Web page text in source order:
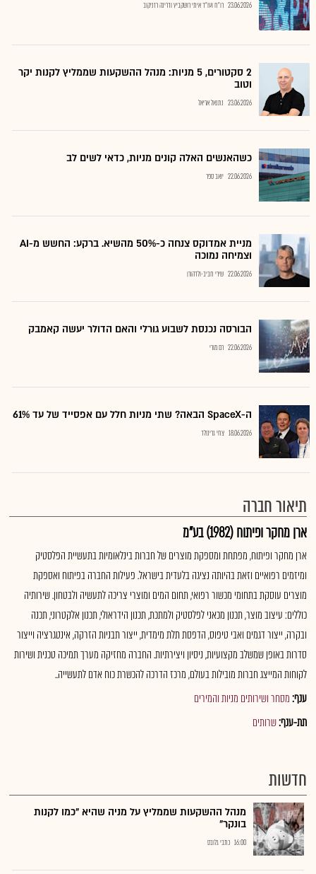
23.06.2026 רו"ח ועו"ד איתי רושקביץ ודרינה רזניקוב
2 סקטורים, 5 מניות: מנהל ההשקעות שממליץ לקנות יקר
וטוב
23.06.2026 נתנאל אריאל
כשהאנשים האלה קונים מניות, כדאי לשים לב
22.06.2026 יואב ספר
מניית אמדוקס צנחה כ-50% מהשיא. ברקע: החשש מ-AI
וצמיחה נמוכה
22.06.2026 שירי חביב-ולדהורן
הבורסה נכנסת לשבוע גורלי והאם הדולר יעשה קאמבק
22.06.2026 רם מורי
ה-SpaceX הבאה? שתי מניות חלל עם אפסייד של עד 61%
18.06.2026 צחי גרינולד
תיאור חברה
ארן מחקר ופיתוח (1982) בע"מ
ארן מחקר ופיתוח, מפתחת ומספקת מוצרים של חברות בינלאומיות בתעשיית הפלסטיק
ומיזמים רפואיים וזאת בהיותה נציגה בלעדית בישראל. פעילות החברה בפיתוח ואספקת
מוצרים עוסקת בתחומי מכשור רפואי, תחום המים ומוצרי צריכה לתעשיה ולבטחון. שירותיה
כוללים: עיצוב מוצר, תכנון מכאני לפלסטיק ולמתכת, תכנון הידראולי, תכנון אלקטרוני, תכנה
ובקרה, ייצור דגמים ואבי טיפוס, הדפסת תלת מימדית, ייצור תבניות הזרקה, אינטגרציה וייצור
סדרות באופן שמשלב מקצועיות, ניסיון ויצירתיות. החברה מחזיקה מערך תמיכה טכנית ושירות
לקוחות המייצג חברות מובילות בעולם, מרכז הדרכה להכשרת כוח אדם לתעשייה..
ענף:מסחר ושירותים מניות והמירים
תת-ענף:שרותים
חדשות
מנהל ההשקעות שממליץ על מניה שהיא "כמו לקנות
בונקר"
16:00 כתבי גלובס